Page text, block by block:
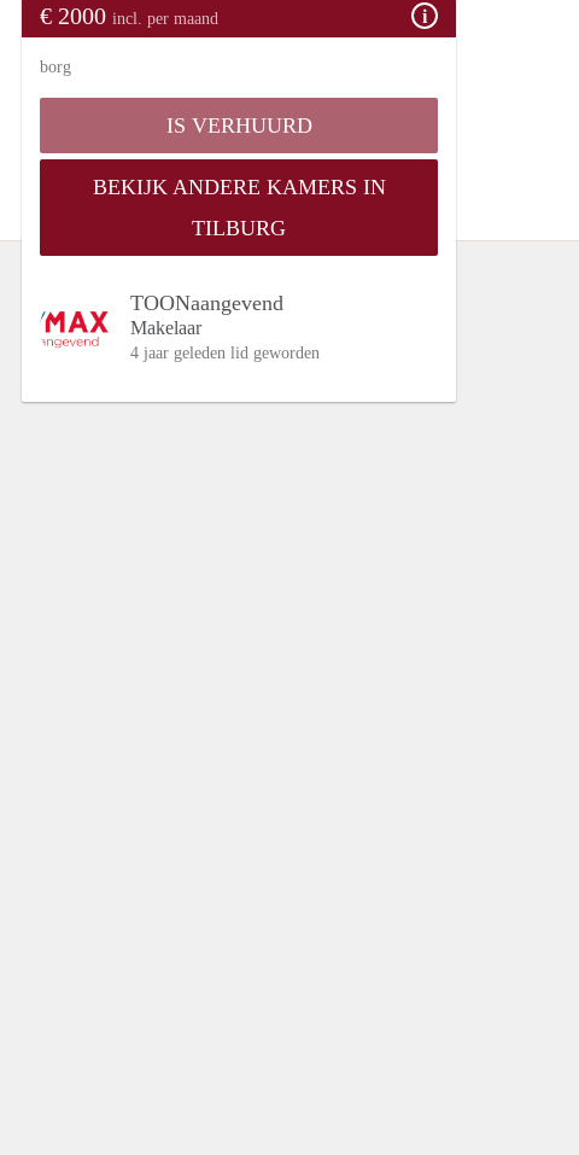
€ 2000 incl. per maand
borg
IS VERHUURD
BEKIJK ANDERE KAMERS IN
TILBURG
TOONaangevend
Makelaar
4 jaar geleden lid geworden